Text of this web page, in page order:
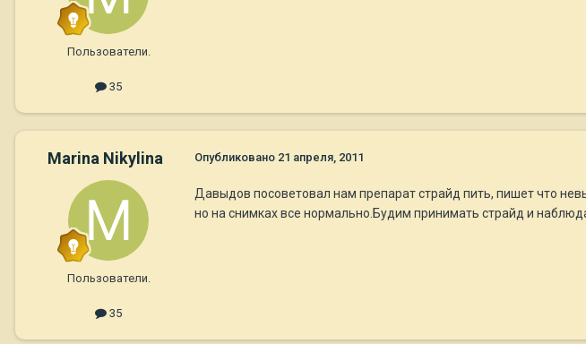
Пользователи.
35
Marina Nikylina
Пользователи.
35
Опубликовано 21 апреля, 2011
Давыдов посоветовал нам препарат страйд пить, пишет что
но на снимках все нормально.Будим принимать страйд и